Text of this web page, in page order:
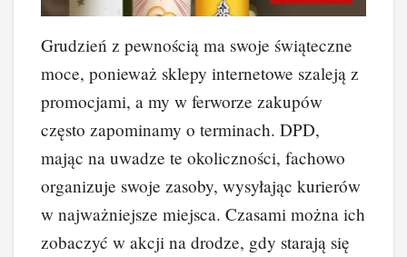
Grudzień z pewnością ma swoje świąteczne
moce, ponieważ sklepy internetowe szaleją z
promocjami, a my w ferworze zakupów
często zapominamy o terminach. DPD,
mając na uwadze te okoliczności, fachowo
organizuje swoje zasoby, wysyłając kurierów
w najważniejsze miejsca. Czasami można ich
zobaczyć w akcji na drodze, gdy starają się